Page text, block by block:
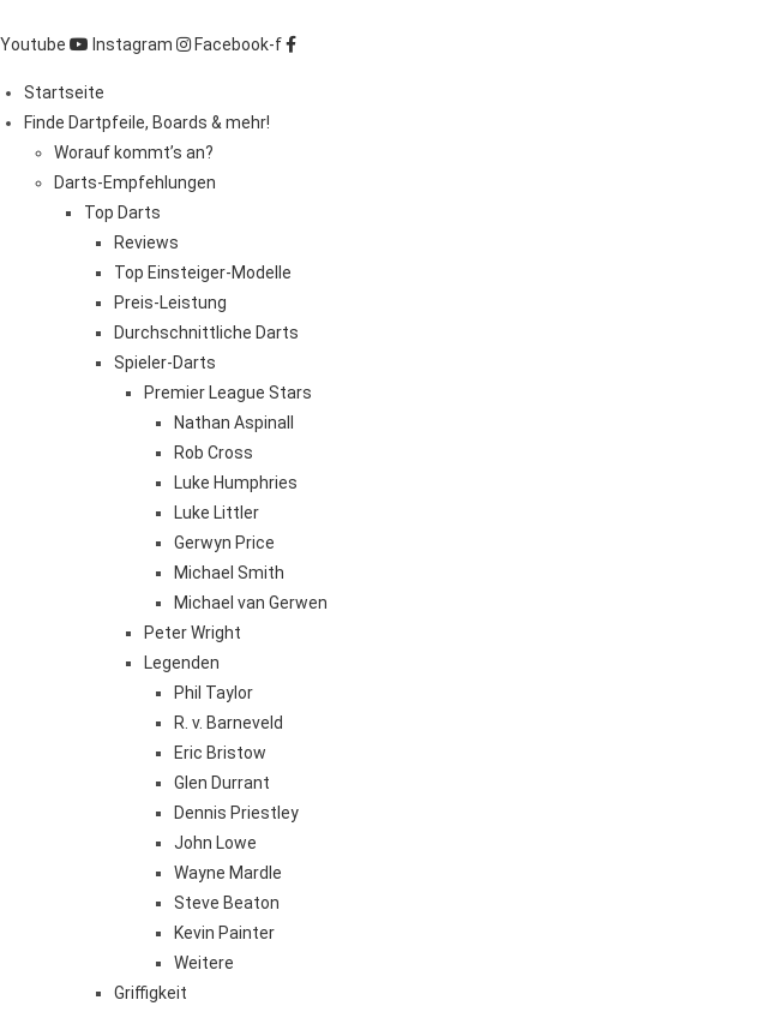
Inhalt
Youtube Instagram Facebook-f
Startseite
Finde Dartpfeile, Boards & mehr!
Worauf kommt’s an?
Darts-Empfehlungen
Top Darts
Reviews
Top Einsteiger-Modelle
Preis-Leistung
Durchschnittliche Darts
Spieler-Darts
Premier League Stars
Nathan Aspinall
Rob Cross
Luke Humphries
Luke Littler
Gerwyn Price
Michael Smith
Michael van Gerwen
Peter Wright
Legenden
Phil Taylor
R. v. Barneveld
Eric Bristow
Glen Durrant
Dennis Priestley
John Lowe
Wayne Mardle
Steve Beaton
Kevin Painter
Weitere
Griffigkeit